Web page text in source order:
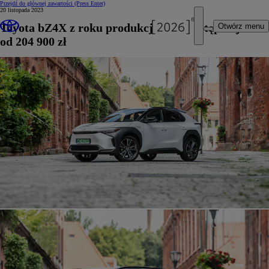
Przejdź do głównej zawartości (Press Enter)
Otwórz menu
20 listopada 2023
Toyota bZ4X z roku produkcji 2023 dostępna już
od 204 900 zł